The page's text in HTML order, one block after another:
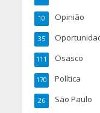
Opinião
10
35
Osasco
111
Política
170
São Paulo
26